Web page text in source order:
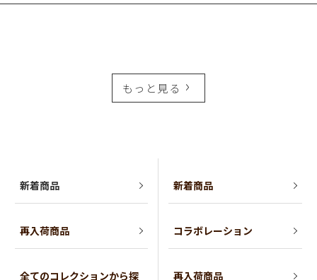
もっと見る
新着商品
再入荷商品
全てのコレクションから探
新着商品
コラボレーション
再入荷商品